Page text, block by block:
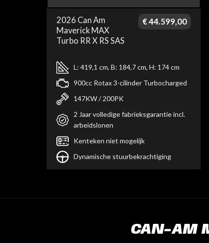
2026 Can Am
Maverick MAX
Turbo RR X RS SAS
€44.599,00
L: 419,1 cm, B: 184,7 cm, H: 174 cm
900cc Rotax 3-cilinder Turbocharged
147KW / 200PK
2 Jaar volledige fabrieksgarantie incl.
arbeidslonen
Kenteken niet mogelijk
Dynamische stuurbekrachtiging
CAN-AM